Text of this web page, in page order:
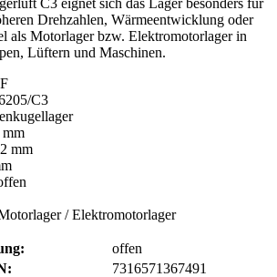
C3 eignet sich das Lager besonders für
Drehzahlen, Wärmeentwicklung oder
als Motorlager bzw. Elektromotorlager in
Lüftern und Maschinen.
C3
mm
mm
/ Elektromotorlager
offen
7316571367491